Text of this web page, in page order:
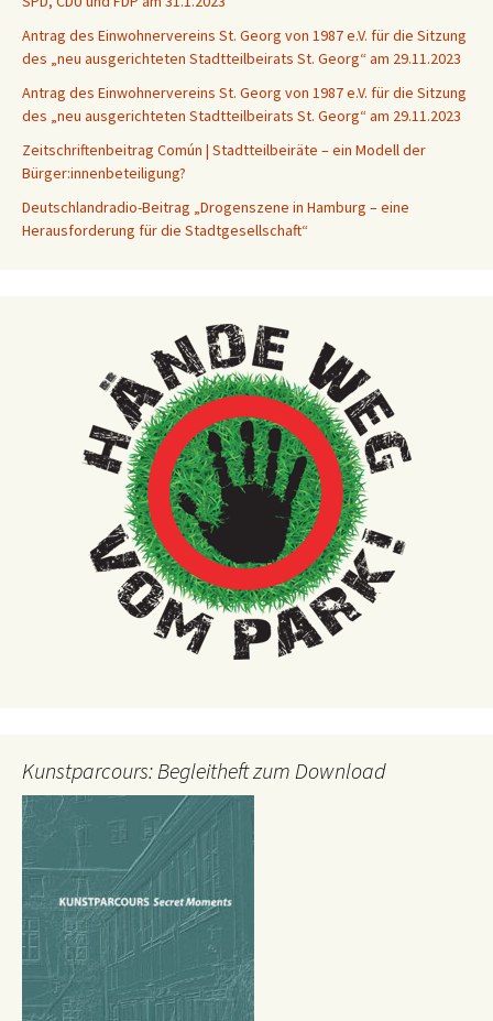
Antrag des Einwohnervereins St. Georg von 1987 e.V. für die Sitzung
des „neu ausgerichteten Stadtteilbeirats St. Georg“ am 29.11.2023
Antrag des Einwohnervereins St. Georg von 1987 e.V. für die Sitzung
des „neu ausgerichteten Stadtteilbeirats St. Georg“ am 29.11.2023
Zeitschriftenbeitrag Común | Stadtteilbeiräte – ein Modell der
Bürger:innenbeteiligung?
Deutschlandradio-Beitrag „Drogenszene in Hamburg – eine
Herausforderung für die Stadtgesellschaft“
Kunstparcours: Begleitheft zum Download